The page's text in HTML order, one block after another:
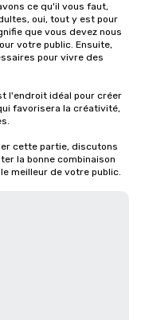
ce qu'il vous faut,
oui, tout y est pour
que vous devez nous
votre public. Ensuite,
pour vivre des
l'endroit idéal pour créer
favorisera la créativité,
cette partie, discutons
la bonne combinaison
meilleur de votre public.